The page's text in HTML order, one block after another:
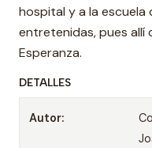
hospital y a la escuela
entretenidas, pues allí
Esperanza.
DETALLES
Autor: